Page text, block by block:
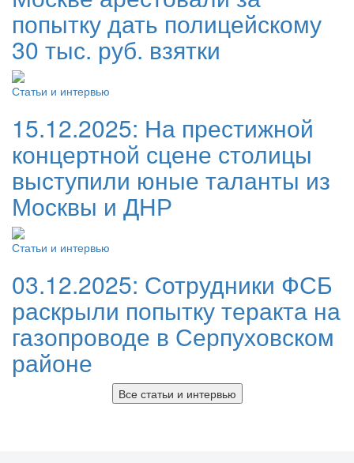
попытку дать полицейскому
30 тыс. руб. взятки
Статьи и интервью
15.12.2025: На престижной
концертной сцене столицы
выступили юные таланты из
Москвы и ДНР
Статьи и интервью
03.12.2025: Сотрудники ФСБ
раскрыли попытку теракта на
газопроводе в Серпуховском
районе
Все статьи и интервью